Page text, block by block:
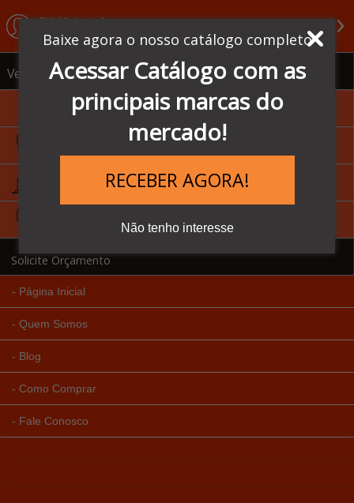
Baixe agora o nosso catálogo completo
Acessar Catálogo com as
principais marcas do
mercado!
RECEBER AGORA!
Não tenho interesse
Olá Visitante!
Ver todas as categorias
Sensores Balluff
Inversores de Frequência
CLP's - Controlador Lógico
Solicite Orçamento
Página Inicial
Quem Somos
Blog
Como Comprar
Fale Conosco